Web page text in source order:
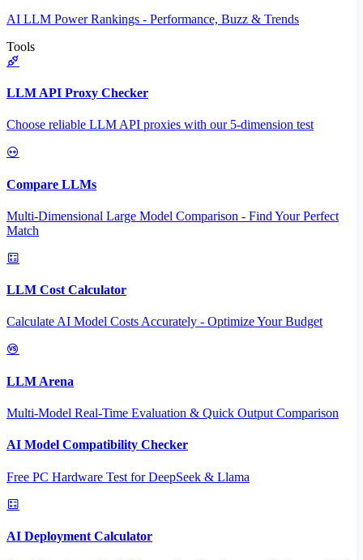
AI LLM Power Rankings - Performance, Buzz & Trends
Tools
LLM API Proxy Checker
Choose reliable LLM API proxies with our 5-dimension test
Compare LLMs
Multi-Dimensional Large Model Comparison - Find Your Perfect
Match
LLM Cost Calculator
Calculate AI Model Costs Accurately - Optimize Your Budget
LLM Arena
Multi-Model Real-Time Evaluation & Quick Output Comparison
AI Model Compatibility Checker
Free PC Hardware Test for DeepSeek & Llama
AI Deployment Calculator